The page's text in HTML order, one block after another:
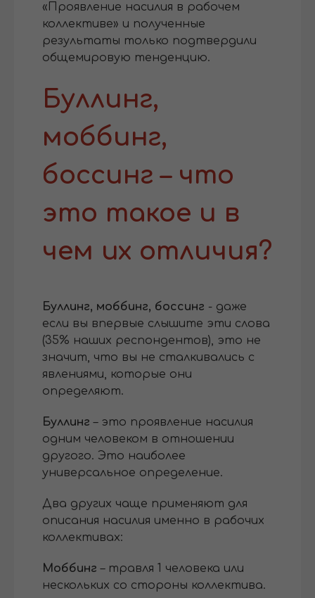
«Проявление насилия в рабочем
коллективе» и полученные
результаты только подтвердили
общемировую тенденцию.
Буллинг,
моббинг,
боссинг – что
это такое и в
чем их отличия?
Буллинг, моббинг, боссинг - даже
если вы впервые слышите эти слова
(35% наших респондентов), это не
значит, что вы не сталкивались с
явлениями, которые они
определяют.
Буллинг– это проявление насилия
одним человеком в отношении
другого. Это наиболее
универсальное определение.
Два других чаще применяют для
описания насилия именно в рабочих
коллективах:
Моббинг – травля 1 человека или
нескольких со стороны коллектива.